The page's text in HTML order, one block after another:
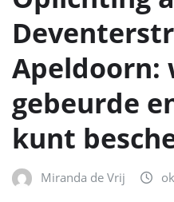
Apeldoorn:
gebeurde
kunt
Miranda de Vrij